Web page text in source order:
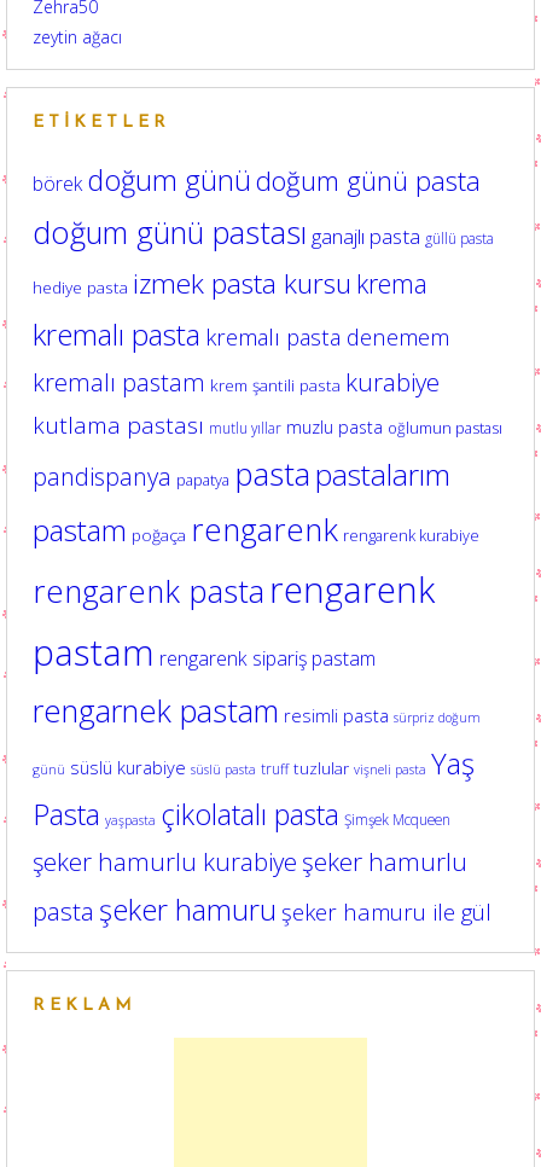
Zehra50
zeytin ağacı
ETIKETLER
börek doğum günüdoğum günü pasta
doğum günü pastası ganajlı pasta güllü pasta
hediye pasta izmek pasta kursu krema
kremalı pasta kremalı pasta denemem
kremalı pastam krem şantili pasta kurabiye
kutlama pastası mutlu yıllar muzlu pasta oğlumun pastası
pandispanya papatya pasta pastalarım
pastam poğaça rengarenk rengarenk kurabiye
rengarenk pasta rengarenk
pastam rengarenk sipariş pastam
rengarnek pastam resimli pasta sürpriz doğum
günü süslü kurabiye süslü pasta truff tuzlular vişneli pasta Yaş
Pasta yaşpasta çikolatalı pasta Şimşek Mcqueen
şeker hamurlu kurabiye şeker hamurlu
pasta şeker hamuru şeker hamuru ile gül
REKLAM